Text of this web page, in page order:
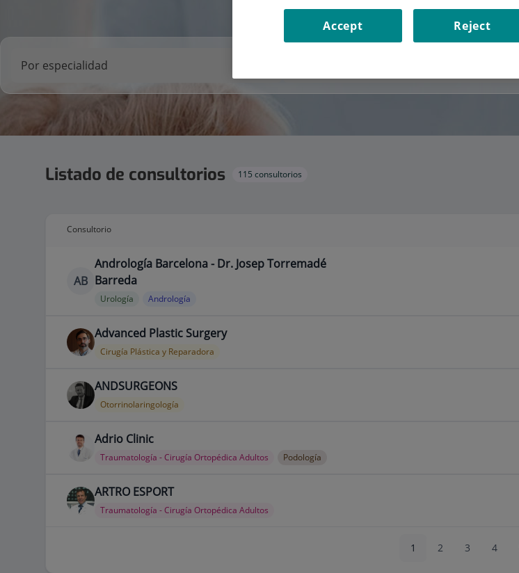
Listado de consultorios 115 consultorios
Consultorio
AB
Andrología Barcelona - Dr. Josep Torremadé
Barreda
Urología Andrología
Advanced Plastic Surgery
Cirugía Plástica y Reparadora
ANDSURGEONS
Otorrinolaringología
Adrio Clinic
Traumatología - Cirugía Ortopédica Adultos Podología
ARTRO ESPORT
Traumatología - Cirugía Ortopédica Adultos
1 2 3 4
Reject
Accept